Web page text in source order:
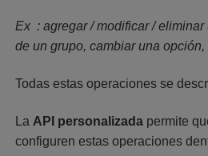
Ex : agregar / modificar /
de un grupo, cambiar una opción,
Todas estas operaciones se
La API personalizada permite
configuren estas operaciones